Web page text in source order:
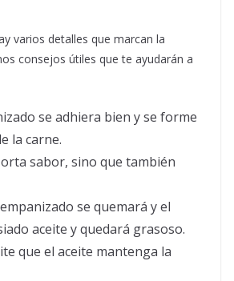
varios detalles que marcan la
consejos útiles que te ayudarán a
se adhiera bien y se forme
la carne.
sabor, sino que también
se quemará y el
aceite y quedará grasoso.
que el aceite mantenga la